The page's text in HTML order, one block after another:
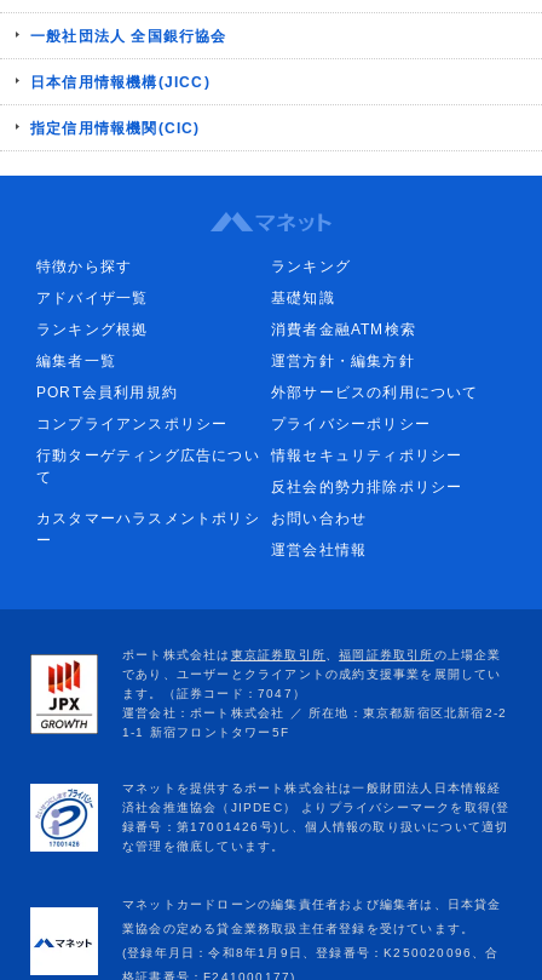
一般社団法人 全国銀行協会
日本信用情報機構(JICC)
指定信用情報機関(CIC)
特徴から探す
ランキング
アドバイザ一覧
基礎知識
ランキング根拠
消費者金融ATM検索
編集者一覧
運営方針・編集方針
PORT会員利用規約
外部サービスの利用について
コンプライアンスポリシー
プライバシーポリシー
行動ターゲティング広告につい
て
情報セキュリティポリシー
反社会的勢力排除ポリシー
カスタマーハラスメントポリシ
ー
お問い合わせ
運営会社情報
マネットカードローンの編集責任者および編集者は、日本貸金
業協会の定める貸金業務取扱主任者登録を受けています。
(登録年月日：令和8年1月9日、登録番号：K250020096、合
格証書番号：F241000177)